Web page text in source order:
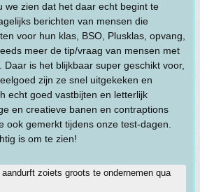
we zien dat het daar echt begint te
berichten van mensen die
voor hun klas, BSO, Plusklas, opvang,
meer de tip/vraag van mensen met
is het blijkbaar super geschikt voor,
zijn ze snel uitgekeken en
echt goed vastbijten en letterlijk
en creatieve banen en contraptions
ook gemerkt tijdens onze test-dagen.
is om te zien!
zoiets groots te ondernemen qua